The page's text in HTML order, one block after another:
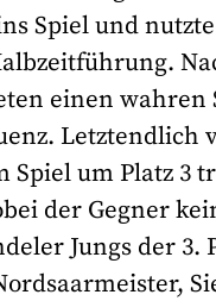
Spiel und
einen wahren
Spiel um Platz 3
der Gegner
Jungs der 3.